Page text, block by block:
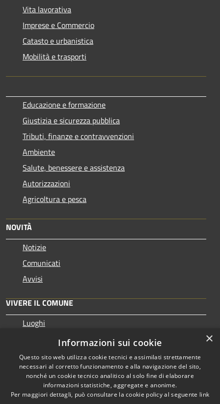
Vita lavorativa
Imprese e Commercio
Catasto e urbanistica
Mobilità e trasporti
Educazione e formazione
Giustizia e sicurezza pubblica
Tributi, finanze e contravvenzioni
Ambiente
Salute, benessere e assistenza
Autorizzazioni
Agricoltura e pesca
NOVITÀ
Notizie
Comunicati
Avvisi
VIVERE IL COMUNE
Luoghi
Accessibilità
Copyright © 2026 • Comune di
Pezzaze • Powered by
×
Informazioni sui cookie
Questo sito web utilizza cookie tecnici e assimilati strettamente
necessari al corretto funzionamento e alla navigazione del sito,
nonché un cookie tecnico analitico al solo fine di elaborare
informazioni statistiche, aggregate e anonime.
Per maggiori dettagli, può consultare la cookie policy al seguente link